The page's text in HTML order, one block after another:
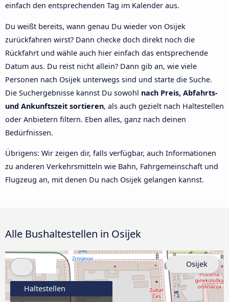
einfach den entsprechenden Tag im Kalender aus.
Du weißt bereits, wann genau Du wieder von Osijek
zurückfahren wirst? Dann checke doch direkt noch die
Rückfahrt und wähle auch hier einfach das entsprechende
Datum aus. Du reist nicht allein? Dann gib an, wie viele
Personen nach Osijek unterwegs sind und starte die Suche.
Die Suchergebnisse kannst Du sowohl nach Preis, Abfahrts-
und Ankunftszeit sortieren, als auch gezielt nach Haltestellen
oder Anbietern filtern. Eben alles, ganz nach deinen
Bedürfnissen.
Übrigens: Wir zeigen dir, falls verfügbar, auch Informationen
zu anderen Verkehrsmitteln wie Bahn, Fahrgemeinschaft und
Flugzeug an, mit denen Du nach Osijek gelangen kannst.
Alle Bushaltestellen in Osijek
Haltestellen
Osijek